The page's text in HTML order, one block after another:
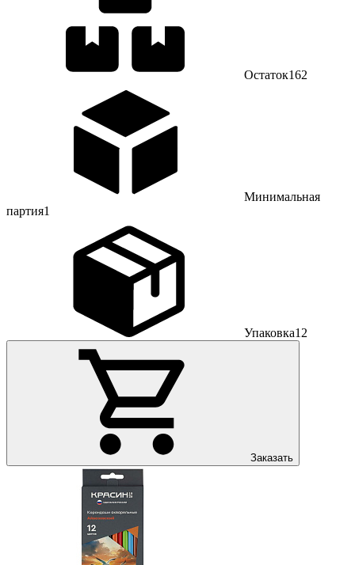
Остаток162
Минимальная
партия1
Упаковка12
Заказать